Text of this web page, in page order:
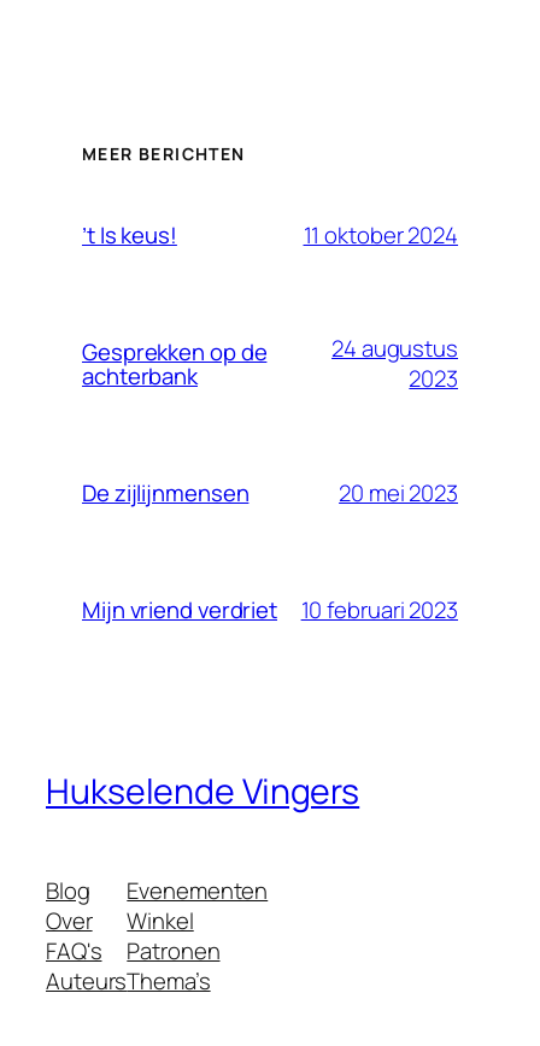
MEER BERICHTEN
’t Is keus! 11 oktober 2024
Gesprekken op de
achterbank
24 augustus
2023
De zijlijnmensen 20 mei 2023
Mijn vriend verdriet 10 februari 2023
Hukselende Vingers
Blog
Over
FAQ's
Auteurs
Evenementen
Winkel
Patronen
Thema’s